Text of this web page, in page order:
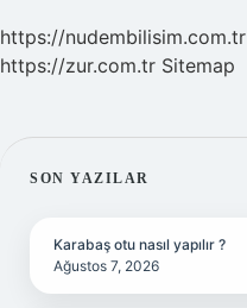
https://nudembilisim.com.tr
https://zur.com.tr Sitemap
SIDEBAR
SON YAZILAR
Karabaş otu nasıl yapılır ?
Ağustos 7, 2026